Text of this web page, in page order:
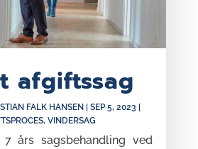
afgiftssag
FALK HANSEN| SEP 5, 2023 |
, VINDERSAG
års sagsbehandling ved